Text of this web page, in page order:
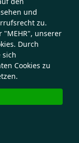
und
zu.
unserer
Durch
sich
Cookies zu